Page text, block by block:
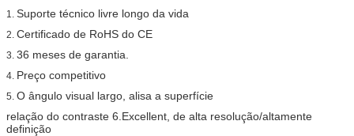
1. Suporte técnico livre longo da vida
2. Certificado de RoHS do CE
3. 36 meses de garantia.
4. Preço competitivo
5. O ângulo visual largo, alisa a superfície
relação do contraste 6.Excellent, de alta resolução/altamente
definição